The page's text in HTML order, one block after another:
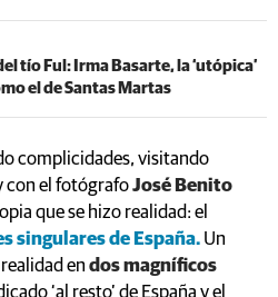
tío Ful: Irma Basarte, la ‘utópica’
el de Santas Martas
complicidades, visitando
con el fotógrafoJosé Benito
que se hizo realidad: el
singulares de España. Un
en dos magníficos
‘al resto’ de España y el